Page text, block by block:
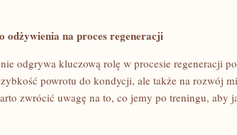
odżywienia na proces‌ regeneracji
‌odgrywa kluczową rolę w procesie ‍regeneracji
powrotu do kondycji, ale także na rozwój
zwrócić ⁣uwagę na‍ to, co‌ jemy po ​treningu,⁢ aby